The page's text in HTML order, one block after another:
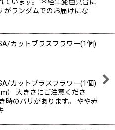
ています。 ＊経年変色具合に
がランダムでのお届けにな
カットブラスフラワー(1個)
カットブラスフラワー(1個)
） 大きさにご注意くださ
時のバリがあります。 やや赤